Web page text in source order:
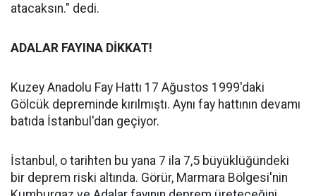
atacaksın." dedi.
ADALAR FAYINA DİKKAT!
Kuzey Anadolu Fay Hattı 17 Ağustos 1999'daki
Gölcük depreminde kırılmıştı. Aynı fay hattının devamı
batıda İstanbul'dan geçiyor.
İstanbul, o tarihten bu yana 7 ila 7,5 büyüklüğündeki
bir deprem riski altında. Görür, Marmara Bölgesi'nin